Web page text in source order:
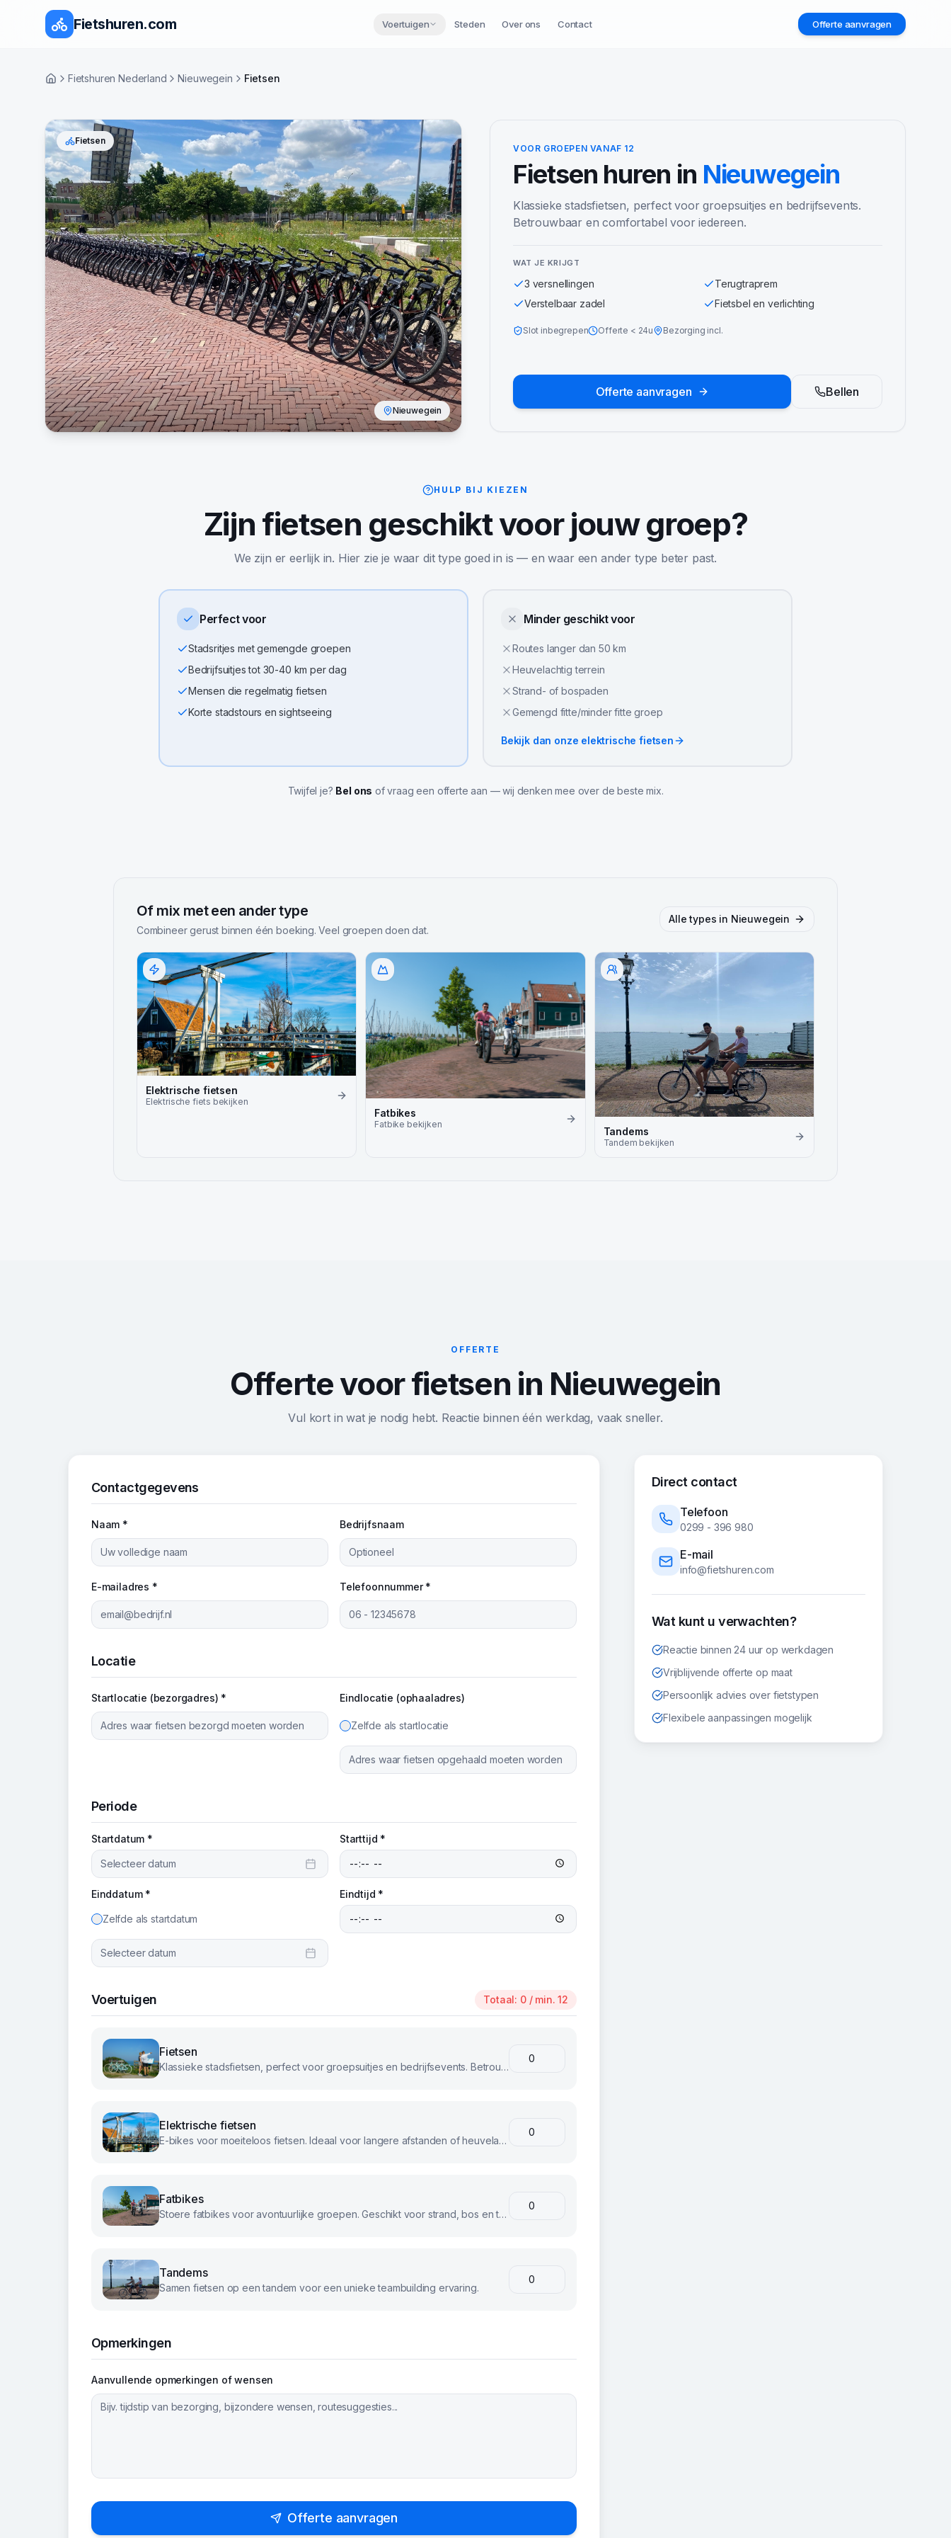
Fietshuren.com Voertuigen Steden Over ons Contact Offerte aanvragen
HomeFietshuren Nederland Nieuwegein Fietsen
Fietsen
Nieuwegein
VOOR GROEPEN VANAF 12
Fietsen huren in Nieuwegein
Klassieke stadsfietsen, perfect voor groepsuitjes en bedrijfsevents.
Betrouwbaar en comfortabel voor iedereen.
WAT JE KRIJGT
3 versnellingen
Terugtraprem
Verstelbaar zadel
Fietsbel en verlichting
Slot inbegrepen Offerte < 24u Bezorging incl.
Offerte aanvragen Bellen
HULP BIJ KIEZEN
Zijn fietsen geschikt voor jouw groep?
We zijn er eerlijk in. Hier zie je waar dit type goed in is — en waar een ander type beter past.
Perfect voor
Stadsritjes met gemengde groepen
Bedrijfsuitjes tot 30-40 km per dag
Mensen die regelmatig fietsen
Korte stadstours en sightseeing
Minder geschikt voor
Routes langer dan 50 km
Heuvelachtig terrein
Strand- of bospaden
Gemengd fitte/minder fitte groep
Bekijk dan onze elektrische fietsen
Twijfel je? Bel ons of vraag een offerte aan — wij denken mee over de beste mix.
Of mix met een ander type
Combineer gerust binnen één boeking. Veel groepen doen dat.
Alle types in Nieuwegein
Elektrische fietsen
Elektrische fiets bekijken
Fatbikes
Fatbike bekijken
Tandems
Tandem bekijken
OFFERTE
Offerte voor fietsen in Nieuwegein
Vul kort in wat je nodig hebt. Reactie binnen één werkdag, vaak sneller.
Contactgegevens
Naam * Bedrijfsnaam
E-mailadres * Telefoonnummer *
Locatie
Startlocatie (bezorgadres) * Eindlocatie (ophaaladres)
Zelfde als startlocatie
Periode
Startdatum *
Selecteer datum
Starttijd *
Einddatum *
Zelfde als startdatum
Selecteer datum
Eindtijd *
Voertuigen Totaal: 0/ min. 12
Fietsen
Klassieke stadsfietsen, perfect voor groepsuitjes en bedrijfsevents. Betrouwbaar en comfortabel voor iedereen.
Elektrische fietsen
E-bikes voor moeiteloos fietsen. Ideaal voor langere afstanden of heuvelachtig terrein.
Fatbikes
Stoere fatbikes voor avontuurlijke groepen. Geschikt voor strand, bos en terrein.
Tandems
Samen fietsen op een tandem voor een unieke teambuilding ervaring.
Opmerkingen
Aanvullende opmerkingen of wensen
Offerte aanvragen
Direct contact
Telefoon
0299 - 396 980
E-mail
info@fietshuren.com
Wat kunt u verwachten?
Reactie binnen 24 uur op werkdagen
Vrijblijvende offerte op maat
Persoonlijk advies over fietstypen
Flexibele aanpassingen mogelijk